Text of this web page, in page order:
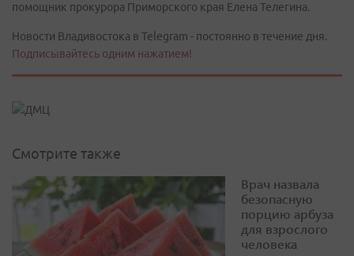
помощник прокурора Приморского края Елена Телегина.
Новости Владивостока в Telegram - постоянно в течение дня.
Подписывайтесь одним нажатием!
Смотрите также
Врач назвала
безопасную
порцию арбуза
для взрослого
человека